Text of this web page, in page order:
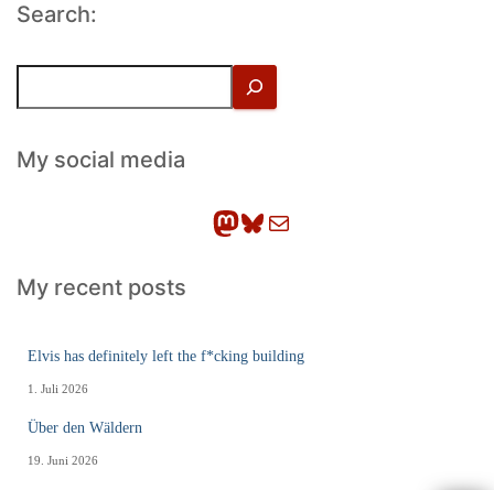
Search:
h
eMy social media
Mastodon Bluesky E-Mail
My recent posts
Elvis has definitely left the f*cking building
1. Juli 2026
Über den Wäldern
19. Juni 2026